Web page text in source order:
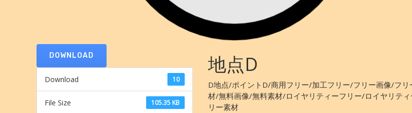
DOWNLOAD
Download 10
File Size 105.35 KB
地点D
D地点/ポイントD/商用フリー/加工フリー/フリー画像/フリ
材/無料画像/無料素材/ロイヤリティーフリー/ロイヤリティ
リー素材